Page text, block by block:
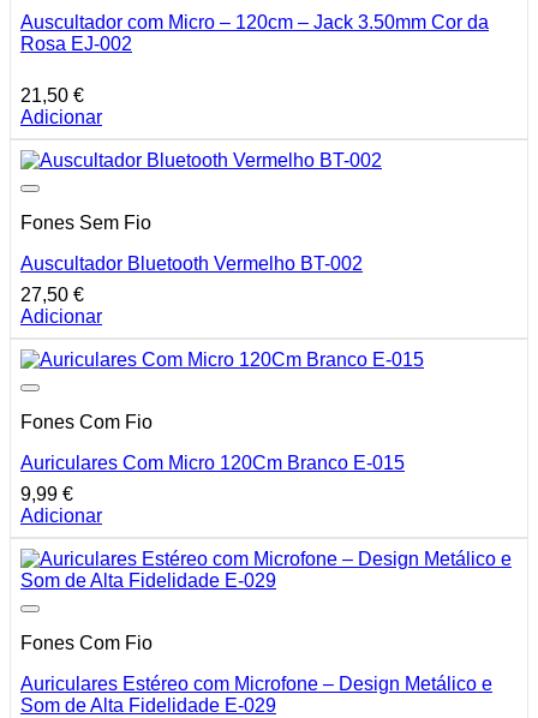
Auscultador com Micro – 120cm – Jack 3.50mm Cor da
Rosa EJ-002
21,50 €
Adicionar
Fones Sem Fio
Auscultador Bluetooth Vermelho BT-002
27,50 €
Adicionar
Fones Com Fio
Auriculares Com Micro 120Cm Branco E-015
9,99 €
Adicionar
Fones Com Fio
Auriculares Estéreo com Microfone – Design Metálico e
Som de Alta Fidelidade E-029